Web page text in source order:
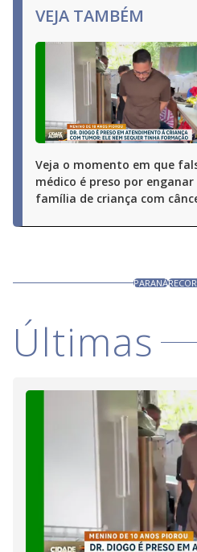
VEJA TAMBÉM
Veja o momento em que
médico é preso por enganar
família de criança com
PARANÁ
Últimas